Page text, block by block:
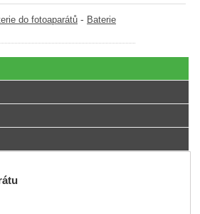
do fotoaparátů - Baterie